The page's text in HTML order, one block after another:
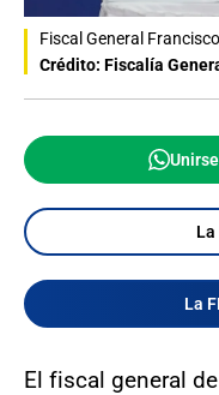
Fiscal General
Crédito: Fiscalía
La
La
El fiscal general